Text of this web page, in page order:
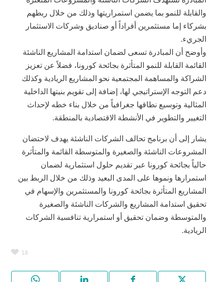
والقابلة للنمو بما يضمن استمراريتها وذلك من خلال ربطهم
بشركاء إما مستثمرين أفراداً أو صناديق وشركات الاستثمار
الجريء.
وأوضح أن المبادرة تسعى لضمان استدامة المشاريع الناشئة
القائمة القابلة للنمو المتأثرة بجائحة كورونا، فضلاً عن تعزيز
الشراكة والمساهمة المجتمعية نحو المشاريع الريادية وكذلك
دعم التوجه الإستراتيجي لها، إضافة إلى تقويم بنيتها الداخلية
المثالية وتوسيع نطاقها جغرافياً من خلال بناء خطه لإحداث
التغيير والتطوير في الأنشطة الاقتصادية بالمنطقة.
يشار إلى أن برنامج تحالف الشركات الناشئة يهدف لاحتضان
المشروعات الناشئة والصغيرة والمتوسطة القائمة والمتأثرة
حالياً بجائحة كورونا عبر تقديم حلول استثمارية لضمان
استمرارها ونموها على المدى البعيد وذلك من خلال الربط بين
المشاريع المتأثرة بجائحة كورونا والمستثمرين والإسهام في
تحقيق استدامة المشاريع والشركات الناشئة والصغيرة
والمتوسطة وضمان تحقيق أو استمرارية تنافسية الشركات
الريادية.
18